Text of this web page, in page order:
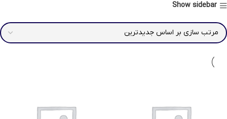
Show sidebar